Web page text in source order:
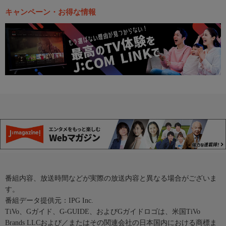
キャンペーン・お得な情報
番組内容、放送時間などが実際の放送内容と異なる場合がございま
す。
番組データ提供元：IPG Inc.
TiVo、Gガイド、G-GUIDE、およびGガイドロゴは、米国TiVo
Brands LLCおよび／またはその関連会社の日本国内における商標ま